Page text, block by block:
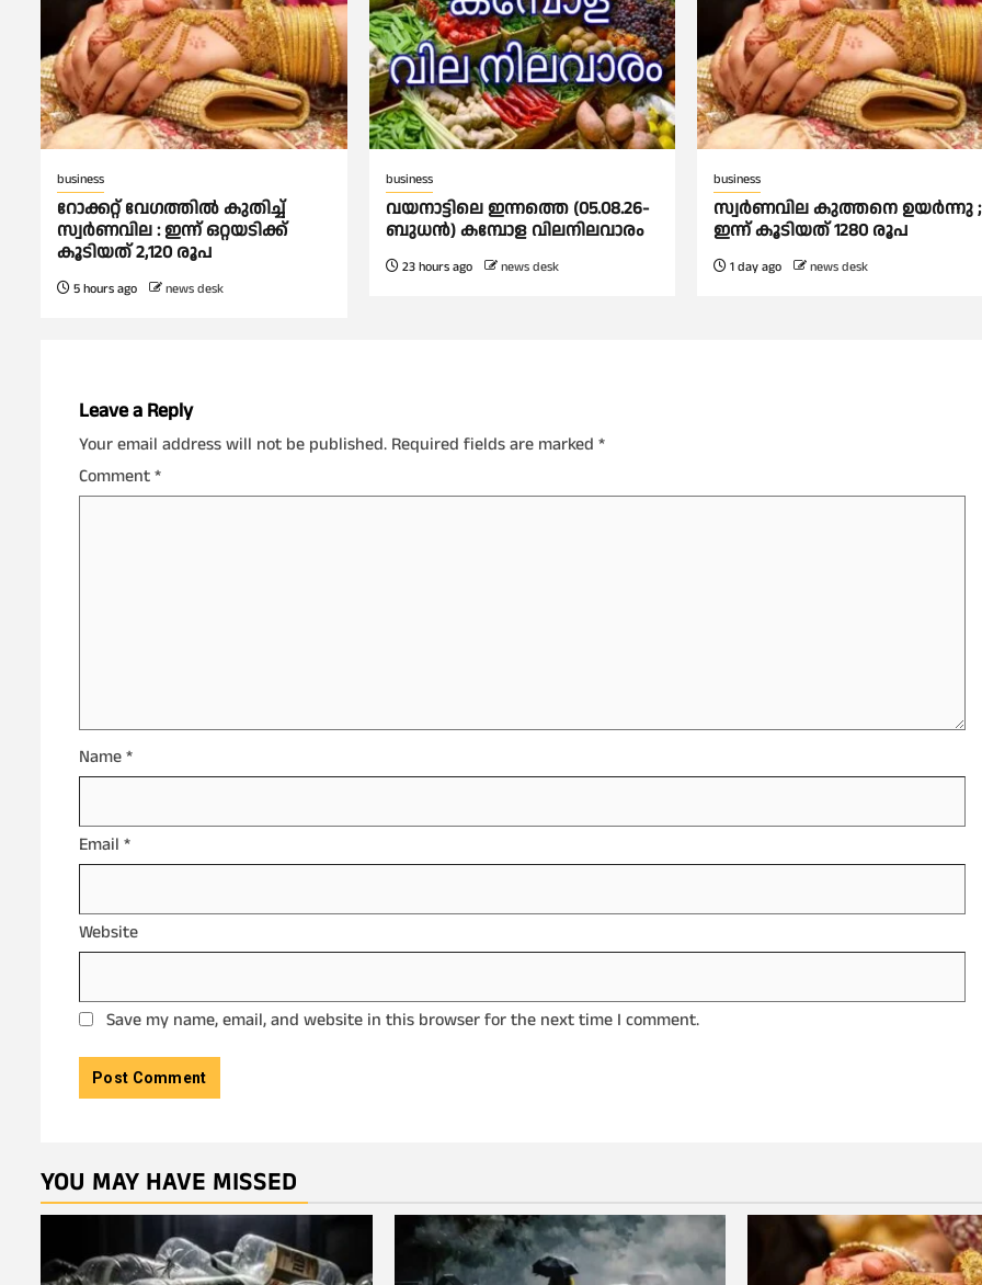
business
റോക്കറ്റ് വേഗത്തില്‍ കുതിച്ച്
സ്വര്‍ണവില : ഇന്ന് ഒറ്റയടിക്ക്
കൂടിയത് 2,120 രൂപ
5 hours ago news desk
business
വയനാട്ടിലെ ഇന്നത്തെ (05.08.26-
ബുധൻ) കമ്പോള വിലനിലവാരം
23 hours ago news desk
business
സ്വര്‍ണവില കുത്തനെ ഉയര്‍ന്നു ;
ഇന്ന് കൂടിയത് 1280 രൂപ
1 day ago news desk
Leave a Reply
Your email address will not be published. Required fields are marked *
Comment*
Name*
Email *
Website
Save my name, email, and website in this browser for the next time I comment.
YOU MAY HAVE MISSED